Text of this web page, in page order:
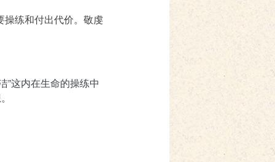
操练和付出代价。敬虔
”这内在生命的操练中